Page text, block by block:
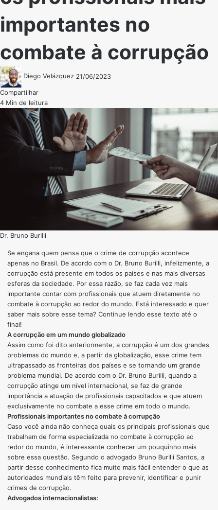
importantes no
combate à corrupção
Diego Velázquez 21/06/2023
Compartilhar
4 Min de leitura
Dr. Bruno Burilli
Se engana quem pensa que o crime de corrupção acontece
apenas no Brasil. De acordo com o Dr. Bruno Burilli, infelizmente, a
corrupção está presente em todos os países e nas mais diversas
esferas da sociedade. Por essa razão, se faz cada vez mais
importante contar com profissionais que atuem diretamente no
combate à corrupção ao redor do mundo. Está interessado e quer
saber mais sobre esse tema? Continue lendo esse texto até o
final!
A corrupção em um mundo globalizado
Assim como foi dito anteriormente, a corrupção é um dos grandes
problemas do mundo e, a partir da globalização, esse crime tem
ultrapassado as fronteiras dos países e se tornando um grande
problema mundial. De acordo com o Dr. Bruno Burilli, quando a
corrupção atinge um nível internacional, se faz de grande
importância a atuação de profissionais capacitados e que atuem
exclusivamente no combate a esse crime em todo o mundo.
Profissionais importantes no combate à corrupção
Caso você ainda não conheça quais os principais profissionais que
trabalham de forma especializada no combate à corrupção ao
redor do mundo, é interessante conhecer um pouquinho mais
sobre essa questão. Segundo o advogado Bruno Burilli Santos, a
partir desse conhecimento fica muito mais fácil entender o que as
autoridades mundiais têm feito para prevenir, identificar e punir
crimes de corrupção.
Advogados internacionalistas: